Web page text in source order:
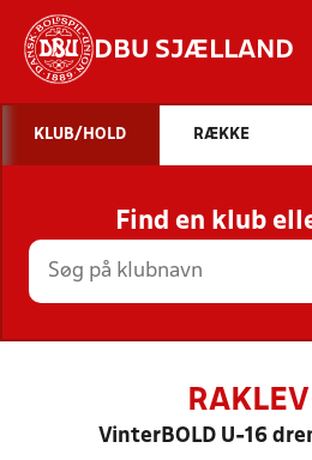
DBU SJÆLLAND
STILLINGER,
HOLD
KLUB/HOLD RÆKKE
Find en klub
RAKLEV
VinterBOLD U-16